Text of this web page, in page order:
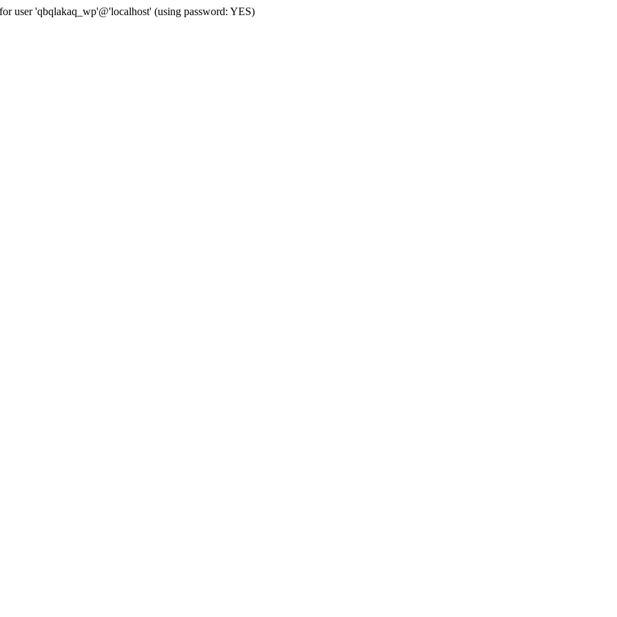
user 'qbqlakaq_wp'@'localhost' (using password: YES)